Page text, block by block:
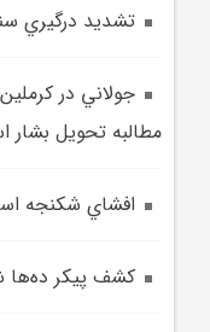
تشديد درگيري
جولاني در
مطالبه تحويل بشار
افشاي شکنجه
کشف پيکر ده‌ها